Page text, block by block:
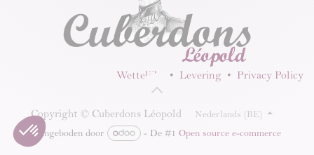
Wettelijke • Levering • Privacy Policy
Copyright © Cuberdons Léopold
Nederlands (BE)
Aangeboden door
- De #1Open source e-commerce